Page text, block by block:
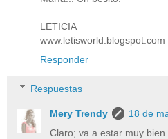
LETICIA
www.letisworld.blogspot.com
Responder
Respuestas
Mery Trendy
18 de
Claro; va a estar muy